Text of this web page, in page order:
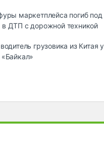
маркетплейса погиб под
в ДТП с дорожной техникой
грузовика из Китая